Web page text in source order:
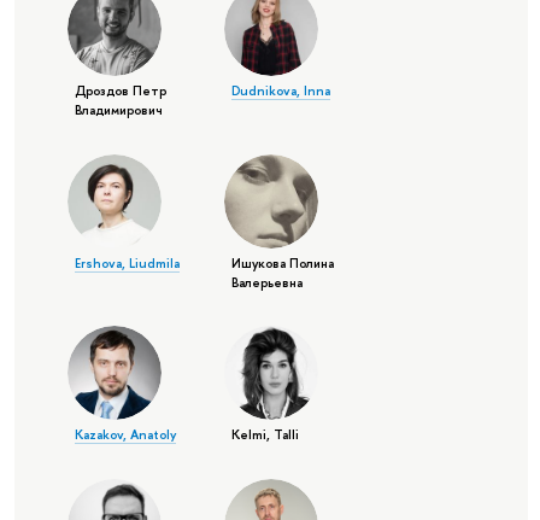
Дроздов Петр
Владимирович
Dudnikova, Inna
Ershova, Liudmila
Ишукова Полина
Валерьевна
Kazakov, Anatoly Kelmi, Talli